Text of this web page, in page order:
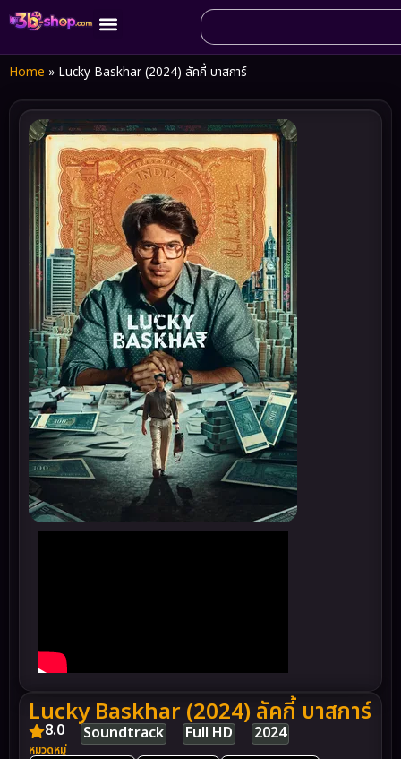
Home » Lucky Baskhar (2024) ลัคกี้ บาสการ์
Lucky Baskhar (2024) ลัคกี้ บาสการ์
8.0 Soundtrack Full HD 2024
หมวดหมู่